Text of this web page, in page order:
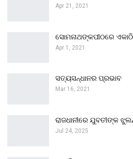
Apr 21, 2021
ସୋମନାଥଙ୍କପୀଠରେ
Apr 1, 2021
ସତ୍ୟସନ୍ଧାନର ପ୍ରଭାବ
Mar 16, 2021
ରାଜଧାନୀରେ ଯୁବତୀଙ୍କ
Jul 24, 2025